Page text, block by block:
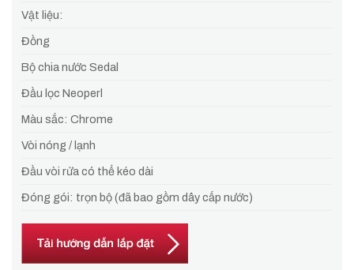
Vật liệu:
Đồng
Bộ chia nước Sedal
Đầu lọc Neoperl
Màu sắc: Chrome
Vòi nóng / lạnh
Đầu vòi rửa có thể kéo dài
Đóng gói: trọn bộ (đã bao gồm dây cấp nước)